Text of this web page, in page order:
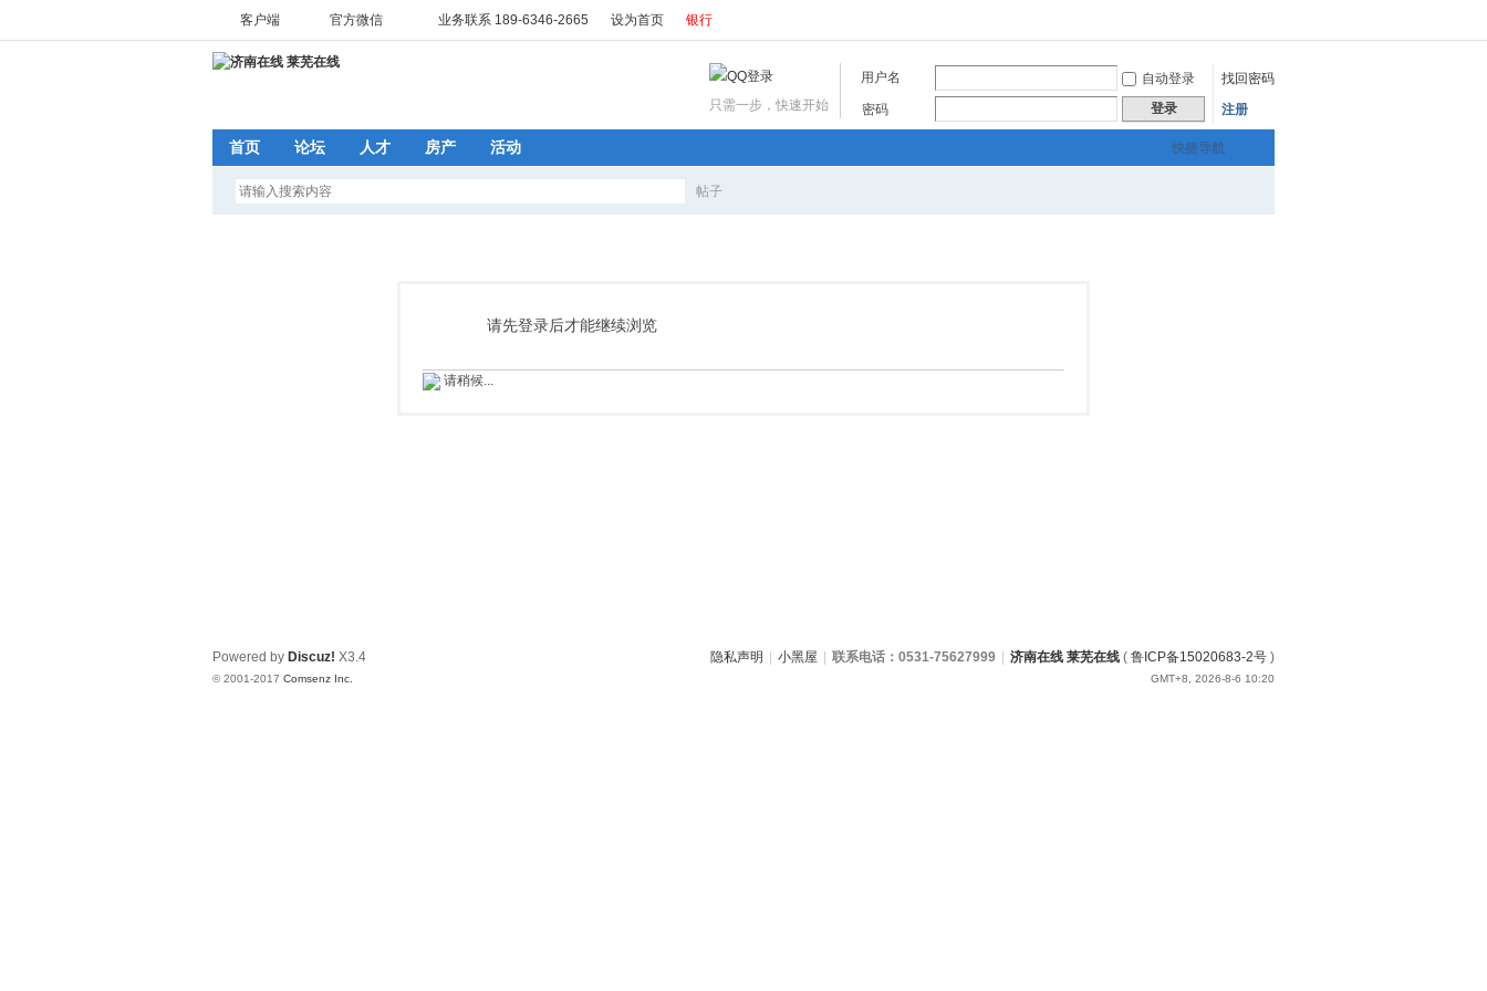
客户端 官方微信 业务联系 189-6346-2665 设为首页 银行
用户名 自动登录
找回密码
密码
登录 注册
只需一步，快速开始
快捷导航
首页 论坛 人才 房产 活动
帖子
请先登录后才能继续浏览
请稍候...
隐私声明 小黑屋 联系电话：0531-75627999 济南在线 莱芜在线 ( 鲁ICP备15020683-2号 )
GMT+8, 2026-8-6 10:20
Powered by Discuz! X3.4
© 2001-2017 Comsenz Inc.